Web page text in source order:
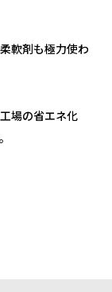
軟剤も極力使わ
場の省エネ化